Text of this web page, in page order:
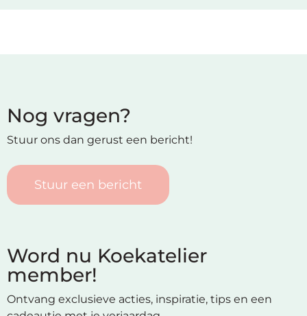
Nog vragen?
Stuur ons dan gerust een bericht!
Stuur een bericht
Word nu Koekatelier
member!
Ontvang exclusieve acties, inspiratie, tips en een